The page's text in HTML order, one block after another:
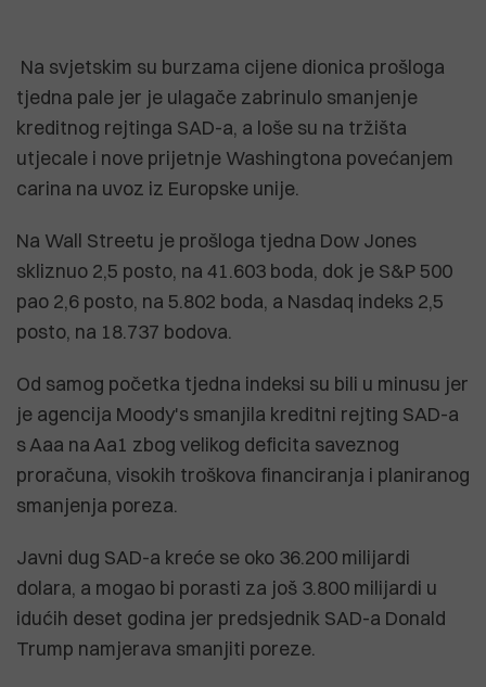
Na svjetskim su burzama cijene dionica prošloga
tjedna pale jer je ulagače zabrinulo smanjenje
kreditnog rejtinga SAD-a, a loše su na tržišta
utjecale i nove prijetnje Washingtona povećanjem
carina na uvoz iz Europske unije.
Na Wall Streetu je prošloga tjedna Dow Jones
skliznuo 2,5 posto, na 41.603 boda, dok je S&P 500
pao 2,6 posto, na 5.802 boda, a Nasdaq indeks 2,5
posto, na 18.737 bodova.
Od samog početka tjedna indeksi su bili u minusu jer
je agencija Moody's smanjila kreditni rejting SAD-a
s Aaa na Aa1 zbog velikog deficita saveznog
proračuna, visokih troškova financiranja i planiranog
smanjenja poreza.
Javni dug SAD-a kreće se oko 36.200 milijardi
dolara, a mogao bi porasti za još 3.800 milijardi u
idućih deset godina jer predsjednik SAD-a Donald
Trump namjerava smanjiti poreze.